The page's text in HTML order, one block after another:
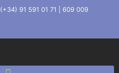
(+34) 91 591 01 71
609 009